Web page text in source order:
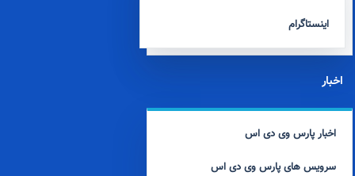
اینستاگرام
اخبار
اخبار پارس وی دی اس
سرویس های پارس وی دی اس